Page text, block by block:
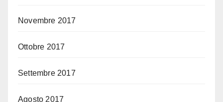
Novembre 2017
Ottobre 2017
Settembre 2017
Agosto 2017